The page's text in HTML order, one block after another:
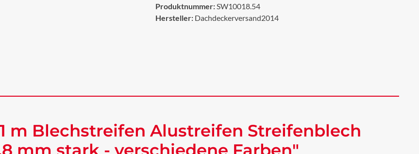
Produktnummer:SW10018.54
Hersteller: Dachdeckerversand2014
m Blechstreifen Alustreifen Streifenblech